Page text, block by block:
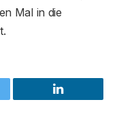
Mal in die
LinkedIn